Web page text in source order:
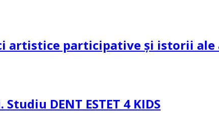
artistice participative și istorii
DENT ESTET 4 KIDS